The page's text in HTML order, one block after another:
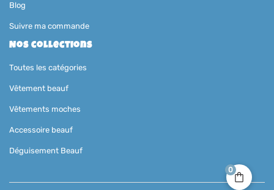
0
Blog
Suivre ma commande
Nos collections
Toutes les catégories
Vêtement beauf
Vêtements moches
Accessoire beauf
Déguisement Beauf